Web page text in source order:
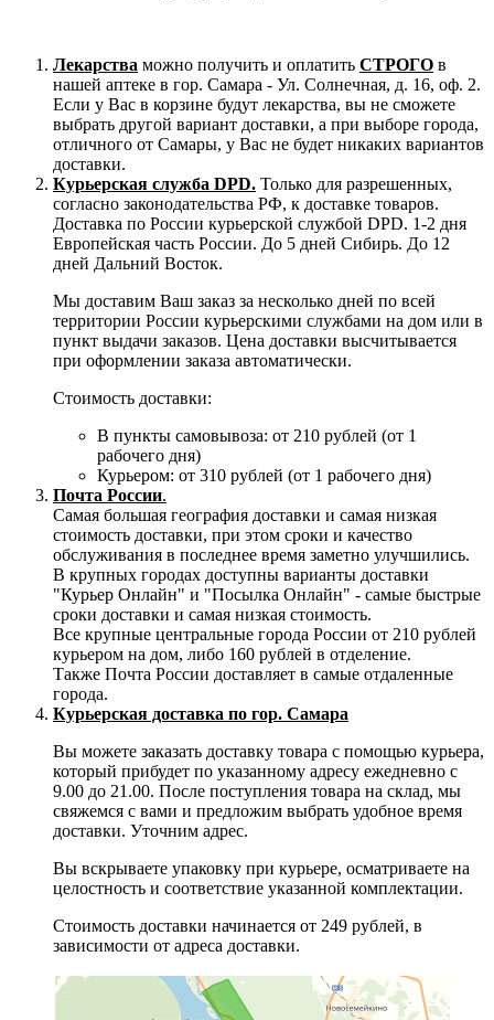
Лекарства можно получить и оплатить СТРОГО в
нашей аптеке в гор. Самара - Ул. Солнечная, д. 16, оф. 2.
Если у Вас в корзине будут лекарства, вы не сможете
выбрать другой вариант доставки, а при выборе города,
отличного от Самары, у Вас не будет никаких вариантов
доставки.
Курьерская служба DPD. Только для разрешенных,
согласно законодательства РФ, к доставке товаров.
Доставка по России курьерской службой DPD. 1-2 дня
Европейская часть России. До 5 дней Сибирь. До 12
дней Дальний Восток.
Мы доставим Ваш заказ за несколько дней по всей
территории России курьерскими службами на дом или в
пункт выдачи заказов. Цена доставки высчитывается
при оформлении заказа автоматически.
Стоимость доставки:
В пункты самовывоза: от 210 рублей (от 1
рабочего дня)
Курьером: от 310 рублей (от 1 рабочего дня)
Почта России.
Самая большая география доставки и самая низкая
стоимость доставки, при этом сроки и качество
обслуживания в последнее время заметно улучшились.
В крупных городах доступны варианты доставки
"Курьер Онлайн" и "Посылка Онлайн" - самые быстрые
сроки доставки и самая низкая стоимость.
Все крупные центральные города России от 210 рублей
курьером на дом, либо 160 рублей в отделение.
Также Почта России доставляет в самые отдаленные
города.
Курьерская доставка по гор. Самара
Вы можете заказать доставку товара с помощью курьера,
который прибудет по указанному адресу ежедневно с
9.00 до 21.00. После поступления товара на склад, мы
свяжемся с вами и предложим выбрать удобное время
доставки. Уточним адрес.
Вы вскрываете упаковку при курьере, осматриваете на
целостность и соответствие указанной комплектации.
Стоимость доставки начинается от 249 рублей, в
зависимости от адреса доставки.